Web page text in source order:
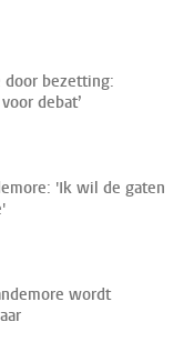
door bezetting:
debat’
'Ik wil de gaten
wordt